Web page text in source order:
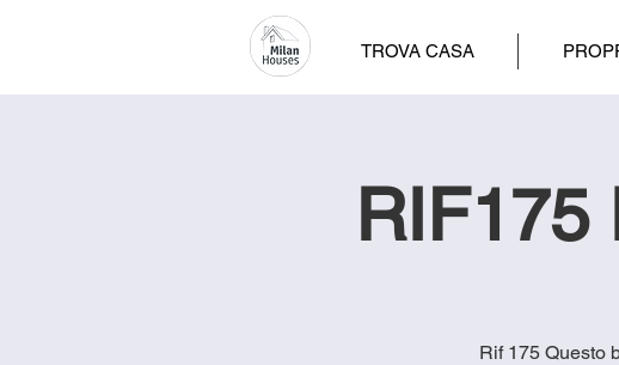
TROVA CASA
RIF175
Rif 175 Questo